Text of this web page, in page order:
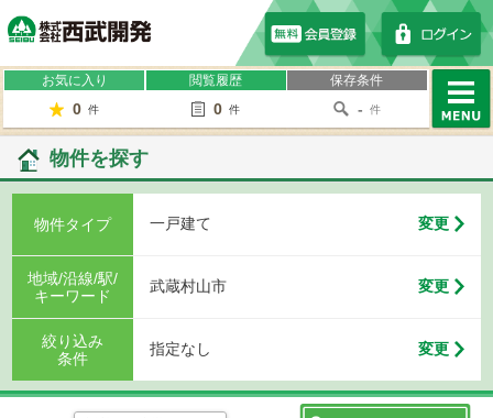
お気に入り
0 件
閲覧履歴
0 件
保存条件
- 件
物件を探す
物件タイプ 一戸建て 変更
地域/沿線/駅/
キーワード
武蔵村山市 変更
絞り込み
条件
指定なし 変更